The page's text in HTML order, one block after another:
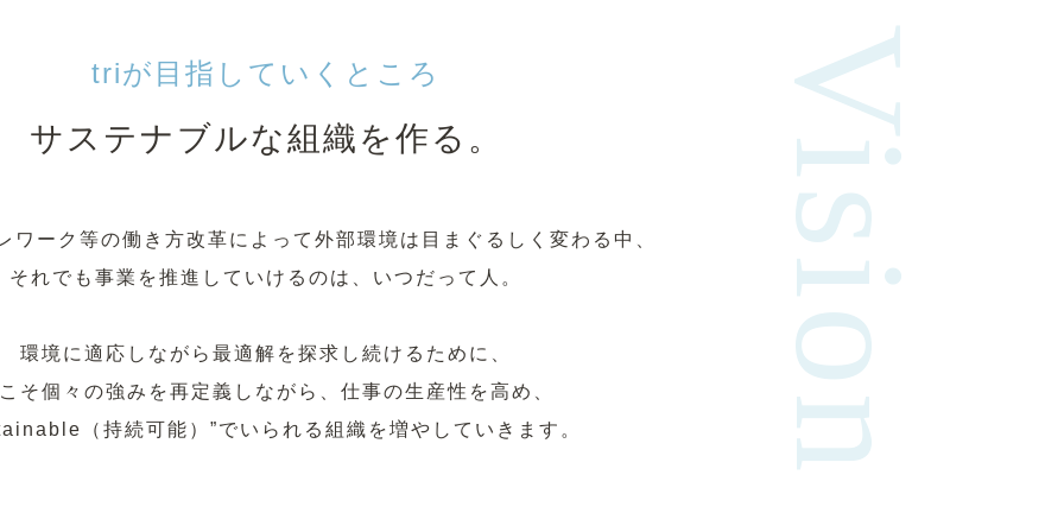
Vision
triが目指していくところ
サステナブルな組織を作る。
ワーク等の働き⽅改⾰によって 外部環境は⽬まぐるしく変わる中、
それでも事業を推進していけるのは、 いつだって⼈。
環境に適応しながら 最適解を探求し続けるために、
そ個々の強みを再定義しながら、 仕事の⽣産性を⾼め、
（持続可能）”でいられる組織を増やしていきます。